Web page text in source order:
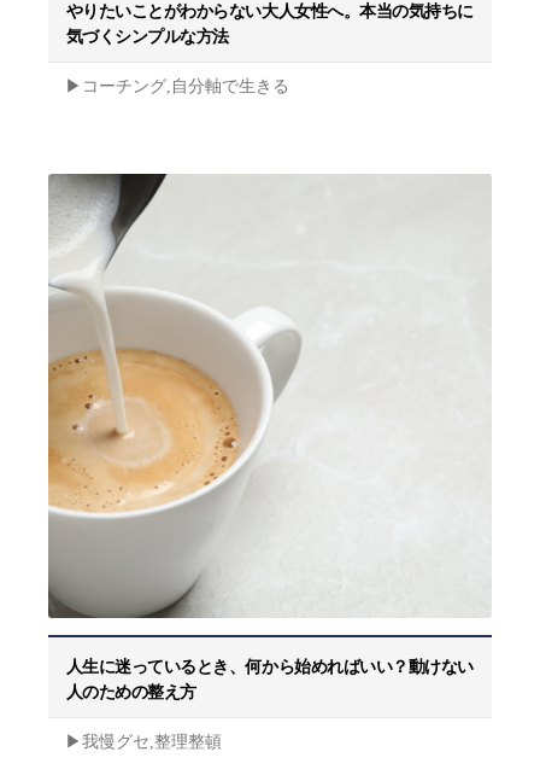
やりたいことがわからない大人女性へ。本当の気持ちに
気づくシンプルな方法
▶︎コーチング,自分軸で生きる
人生に迷っているとき、何から始めればいい？動けない
人のための整え方
▶︎我慢グセ,整理整頓